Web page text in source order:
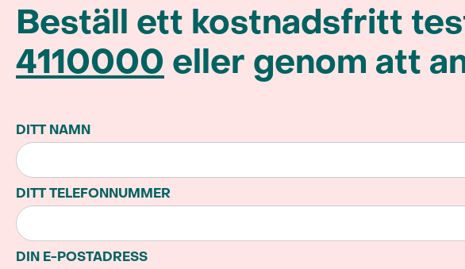
Beställ ett kostnadsfritt
4110000 eller genom att
DITT NAMN
DITT TELEFONNUMMER
DIN E-POSTADRESS